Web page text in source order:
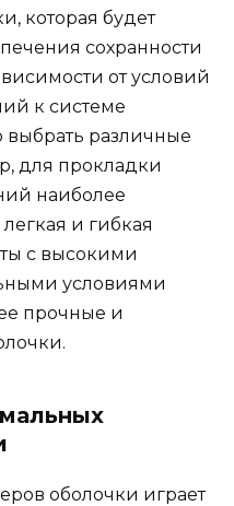
которая будет
сохранности
от условий
к системе
различные
для прокладки
наиболее
и гибкая
с высокими
условиями
прочные и
оболочки играет